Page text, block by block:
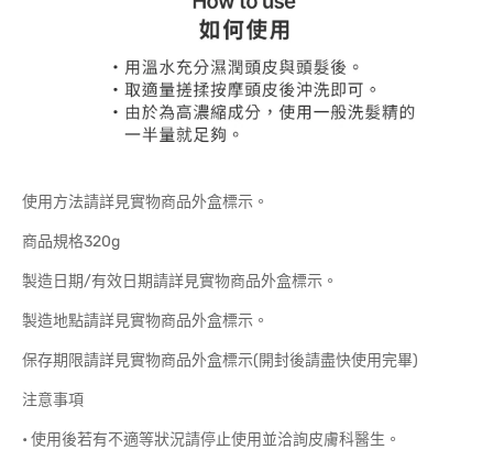
使用方法請詳見實物商品外盒標示。
商品規格320g
製造日期/有效日期請詳見實物商品外盒標示。
製造地點請詳見實物商品外盒標示。
保存期限請詳見實物商品外盒標示(開封後請盡快使用完畢)
注意事項
• 使用後若有不適等狀況請停止使用並洽詢皮膚科醫生。